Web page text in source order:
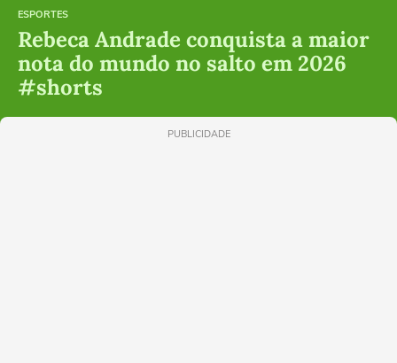
ESPORTES
Rebeca Andrade conquista a maior
nota do mundo no salto em 2026
#shorts
PUBLICIDADE